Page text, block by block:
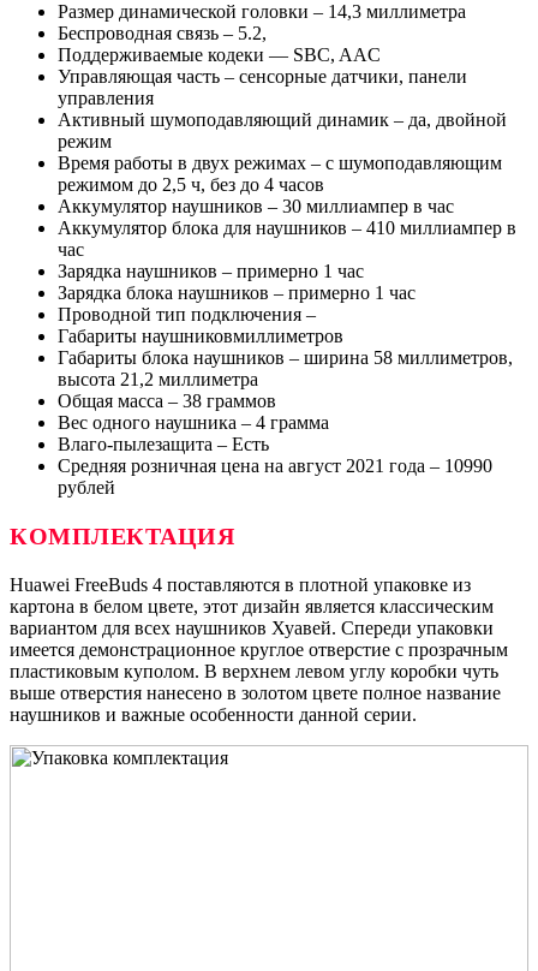
Размер динамической головки – 14,3 миллиметра
Беспроводная связь – 5.2,
Поддерживаемые кодеки — SBC, AAC
Управляющая часть – сенсорные датчики, панели
управления
Активный шумоподавляющий динамик – да, двойной
режим
Время работы в двух режимах – с шумоподавляющим
режимом до 2,5 ч, без до 4 часов
Аккумулятор наушников – 30 миллиампер в час
Аккумулятор блока для наушников – 410 миллиампер в
час
Зарядка наушников – примерно 1 час
Зарядка блока наушников – примерно 1 час
Проводной тип подключения –
Габариты наушниковмиллиметров
Габариты блока наушников – ширина 58 миллиметров,
высота 21,2 миллиметра
Общая масса – 38 граммов
Вес одного наушника – 4 грамма
Влаго-пылезащита – Есть
Средняя розничная цена на август 2021 года – 10990
рублей
КОМПЛЕКТАЦИЯ
Huawei FreeBuds 4 поставляются в плотной упаковке из
картона в белом цвете, этот дизайн является классическим
вариантом для всех наушников Хуавей. Спереди упаковки
имеется демонстрационное круглое отверстие с прозрачным
пластиковым куполом. В верхнем левом углу коробки чуть
выше отверстия нанесено в золотом цвете полное название
наушников и важные особенности данной серии.